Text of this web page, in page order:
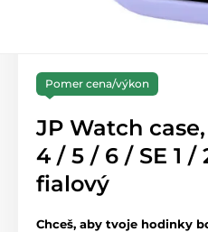
Pomer cena/výkon
JP Watch
4 / 5 / 6 / SE 1
fialový
Chceš, aby tvoje hodinky